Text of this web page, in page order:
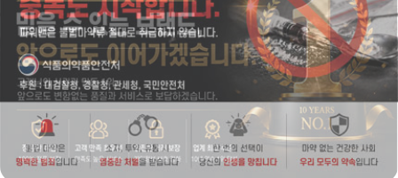
이
필
요
니
Q&A
파
워
제
입금확인이 안되는 상황을 대비해 꼭 입금후 고객센터 연락바랍니다.
[2026구정 연휴]설 연휴 배송 및 휴무 안내